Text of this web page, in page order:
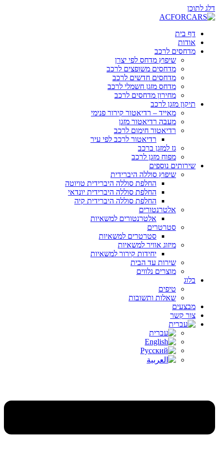
דלג לתוכן
דף בית
אודות
מדחסים לרכב
שיפוץ מדחס לפי יצרן
מדחסים משופצים לרכב
מדחסים חדשים לרכב
מדחס מזגן חשמלי לרכב
מחירון מדחסים לרכב
תיקון מזגן לרכב
מאייד – רדיאטור קירור פנימי
מעבה רדיאטור מזגן
רדיאטור חימום לרכב
רדיאטור לרכב לפי עיר
גז למזגן ברכב
מפוח מזגן לרכב
שירותים נוספים
שיפוץ סוללה היברידית
החלפת סוללה היברידית טויוטה
החלפת סוללה היברידית יונדאי
החלפת סוללה היברידית קיה
אלטרנטורים
אלטרנטורים למשאיות
סטרטרים
סטרטרים למשאיות
מיזוג אוויר למשאיות
יחידות קירור למשאיות
שירות עד הבית
מוצרים נלווים
בלוג
טיפים
שאלות ותשובות
מבצעים
צור קשר